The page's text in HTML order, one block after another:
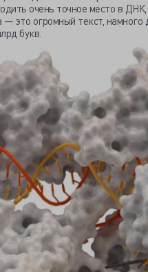
очень точное место в
— это огромный текст,
букв.